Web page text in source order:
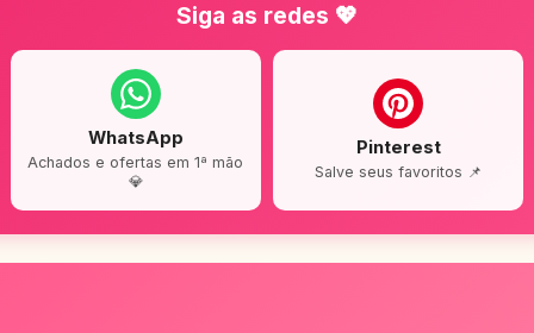
Siga as redes 💖
WhatsApp
Achados e ofertas em 1ª mão
💎
Pinterest
Salve seus favoritos 📌